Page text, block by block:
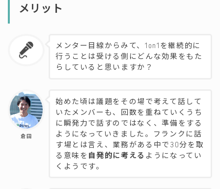
メリット
メンター目線からみて、1on1を継続的に
行うことは受ける側にどんな効果をもた
らしていると思いますか？
倉田
始めた頃は議題をその場で考えて話して
いたメンバーも、回数を重ねていくうち
に瞬発力で話すのではなく、準備をする
ようになっていきました。フランクに話
す場とは言え、業務がある中で30分を取
る意味を 自発的に考える ようになってい
くようです。